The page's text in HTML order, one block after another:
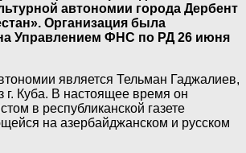
автономии города Дербент
Организация была
Управлением ФНС по РД 26 июня
является Тельман Гаджалиев,
Куба. В настоящее время он
в республиканской газете
на азербайджанском и русском